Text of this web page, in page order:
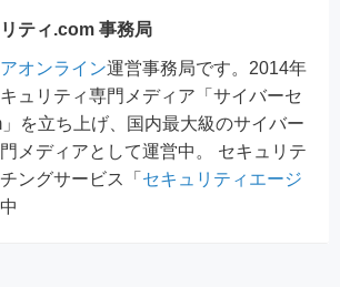
ティ.com 事務局
オンライン運営事務局です。2014年
ュリティ専門メディア「サイバーセ
を立ち上げ、国内最大級のサイバー
メディアとして運営中。 セキュリテ
ングサービス「 セキュリティエージ